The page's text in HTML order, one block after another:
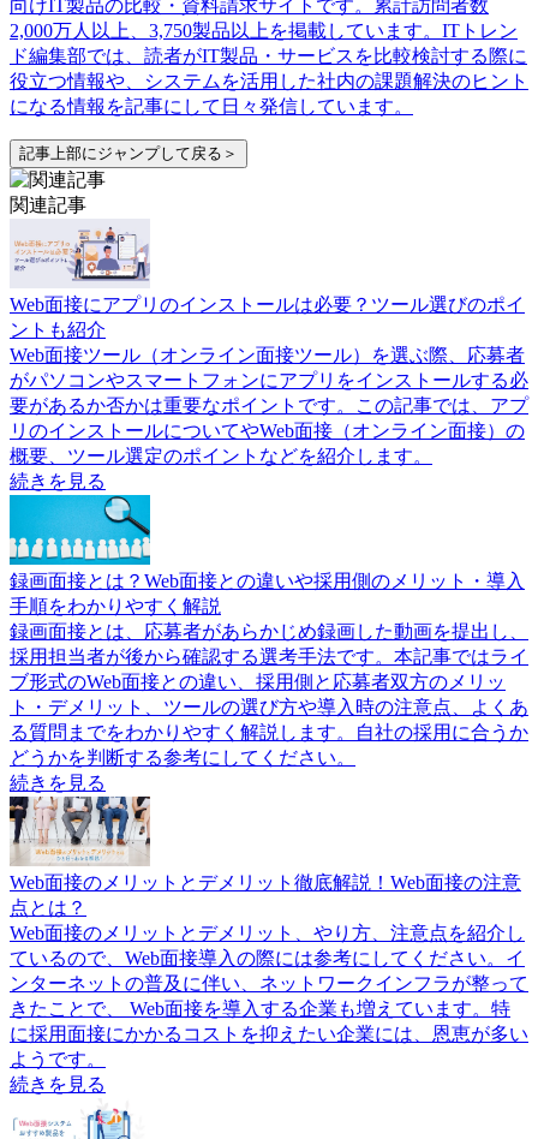
向けIT製品の比較・資料請求サイトです。累計訪問者数
2,000万人以上、3,750製品以上を掲載しています。ITトレン
ド編集部では、読者がIT製品・サービスを比較検討する際に
役立つ情報や、システムを活用した社内の課題解決のヒント
になる情報を記事にして日々発信しています。
記事上部にジャンプして戻る＞
関連記事
Web面接にアプリのインストールは必要？ツール選びのポイ
ントも紹介
Web面接ツール（オンライン面接ツール）を選ぶ際、応募者
がパソコンやスマートフォンにアプリをインストールする必
要があるか否かは重要なポイントです。この記事では、アプ
リのインストールについてやWeb面接（オンライン面接）の
概要、ツール選定のポイントなどを紹介します。
続きを見る
録画面接とは？Web面接との違いや採用側のメリット・導入
手順をわかりやすく解説
録画面接とは、応募者があらかじめ録画した動画を提出し、
採用担当者が後から確認する選考手法です。本記事ではライ
ブ形式のWeb面接との違い、採用側と応募者双方のメリッ
ト・デメリット、ツールの選び方や導入時の注意点、よくあ
る質問までをわかりやすく解説します。自社の採用に合うか
どうかを判断する参考にしてください。
続きを見る
Web面接のメリットとデメリット徹底解説！Web面接の注意
点とは？
Web面接のメリットとデメリット、やり方、注意点を紹介し
ているので、Web面接導入の際には参考にしてください。イ
ンターネットの普及に伴い、ネットワークインフラが整って
きたことで、 Web面接を導入する企業も増えています。特
に採用面接にかかるコストを抑えたい企業には、恩恵が多い
ようです。
続きを見る